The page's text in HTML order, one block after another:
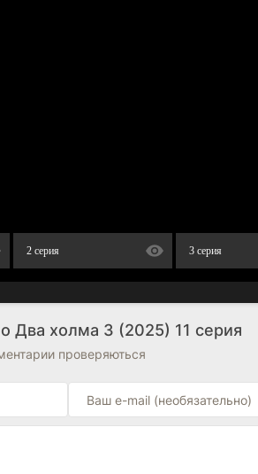
2 серия 3 серия
Два холма 3 (2025) 11 серия
проверяються